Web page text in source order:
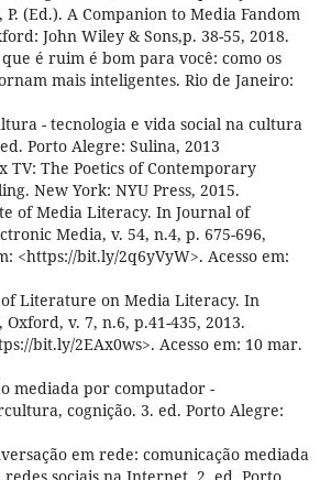
(Ed.). A Companion to Media Fandom
John Wiley & Sons,p. 38-55, 2018.
que é ruim é bom para você: como os
mais inteligentes. Rio de Janeiro:
- tecnologia e vida social na cultura
Porto Alegre: Sulina, 2013
TV: The Poetics of Contemporary
New York: NYU Press, 2015.
of Media Literacy. In Journal of
Media, v. 54, n.4, p. 675-696,
<https://bit.ly/2q6yVyW>. Acesso em:
of Literature on Media Literacy. In
Oxford, v. 7, n.6, p.41-435, 2013.
bit.ly/2EAx0ws>. Acesso em: 10 mar.
mediada por computador -
cognição. 3. ed. Porto Alegre:
em rede: comunicação mediada
sociais na Internet. 2. ed. Porto